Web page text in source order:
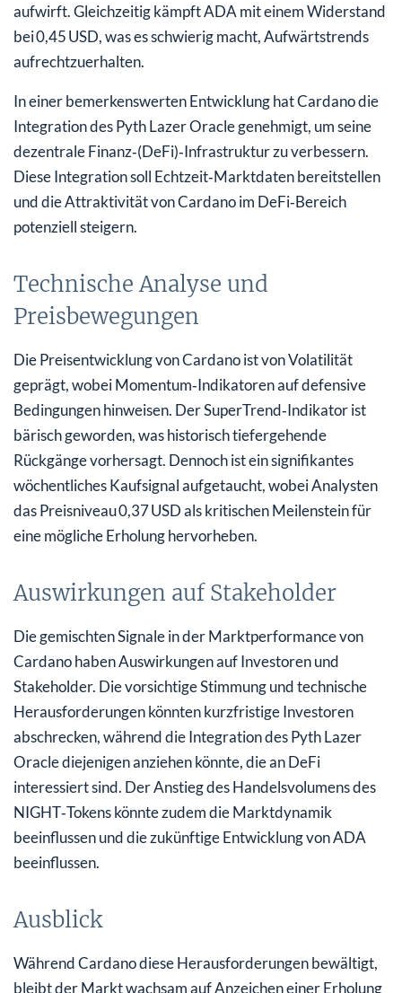
aufwirft. Gleichzeitig kämpft ADA mit einem Widerstand
bei 0,45 USD, was es schwierig macht, Aufwärtstrends
aufrechtzuerhalten.
In einer bemerkenswerten Entwicklung hat Cardano die
Integration des Pyth Lazer Oracle genehmigt, um seine
dezentrale Finanz‑(DeFi)‑Infrastruktur zu verbessern.
Diese Integration soll Echtzeit‑Marktdaten bereitstellen
und die Attraktivität von Cardano im DeFi‑Bereich
potenziell steigern.
Technische Analyse und
Preisbewegungen
Die Preisentwicklung von Cardano ist von Volatilität
geprägt, wobei Momentum‑Indikatoren auf defensive
Bedingungen hinweisen. Der SuperTrend‑Indikator ist
bärisch geworden, was historisch tiefergehende
Rückgänge vorhersagt. Dennoch ist ein signifikantes
wöchentliches Kaufsignal aufgetaucht, wobei Analysten
das Preisniveau 0,37 USD als kritischen Meilenstein für
eine mögliche Erholung hervorheben.
Auswirkungen auf Stakeholder
Die gemischten Signale in der Marktperformance von
Cardano haben Auswirkungen auf Investoren und
Stakeholder. Die vorsichtige Stimmung und technische
Herausforderungen könnten kurzfristige Investoren
abschrecken, während die Integration des Pyth Lazer
Oracle diejenigen anziehen könnte, die an DeFi
interessiert sind. Der Anstieg des Handelsvolumens des
NIGHT‑Tokens könnte zudem die Marktdynamik
beeinflussen und die zukünftige Entwicklung von ADA
beeinflussen.
Ausblick
Während Cardano diese Herausforderungen bewältigt,
bleibt der Markt wachsam auf Anzeichen einer Erholung